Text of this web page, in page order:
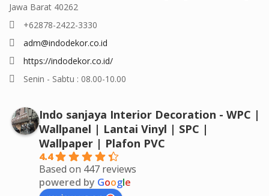
Jawa Barat 40262
+62878-2422-3330
adm@indodekor.co.id
https://indodekor.co.id/
Senin - Sabtu : 08.00-10.00
Indo sanjaya Interior Decoration - WPC |
Wallpanel | Lantai Vinyl | SPC |
Wallpaper | Plafon PVC
4.4
Based on 447 reviews
powered by Google